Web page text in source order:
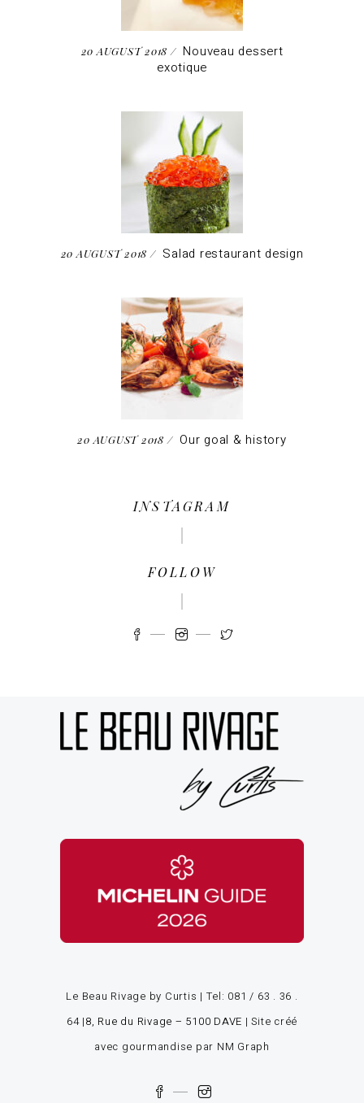
20 AUGUST 2018
Nouveau dessert
exotique
20 AUGUST 2018 Salad restaurant design
20 AUGUST 2018 Our goal & history
INSTAGRAM
FOLLOW
Le Beau Rivage by Curtis | Tel: 081 / 63 . 36 .
64|8, Rue du Rivage – 5100 DAVE |Site créé
avec gourmandise par NM Graph